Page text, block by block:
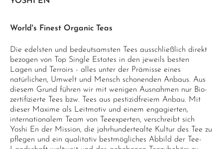
World's Finest Organic Teas
Die edelsten und bedeutsamsten Tees ausschließlich direkt
bezogen von Top Single Estates in den jeweils besten
Lagen und Terroirs - alles unter der Prämisse eines
natürlichen, Umwelt und Mensch schonenden Anbaus. Aus
diesem Grund führen wir mit wenigen Ausnahmen nur Bio-
zertifizierte Tees bzw. Tees aus pestizidfreiem Anbau. Mit
dieser Maxime als Leitmotiv und einem engagierten,
internationalem Team von Teeexperten, verschreibt sich
Yoshi En der Mission, die jahrhundertealte Kultur des Tee zu
pflegen und ein qualitativ bestmögliches Abbild der Tee-